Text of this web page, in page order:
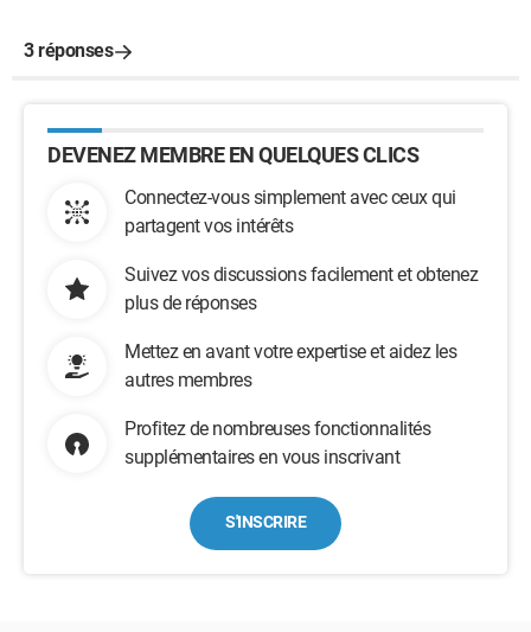
3 réponses
DEVENEZ MEMBRE EN QUELQUES CLICS
Connectez-vous simplement avec ceux qui
partagent vos intérêts
Suivez vos discussions facilement et obtenez
plus de réponses
Mettez en avant votre expertise et aidez les
autres membres
Profitez de nombreuses fonctionnalités
supplémentaires en vous inscrivant
S'INSCRIRE